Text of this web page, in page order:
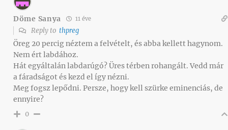
Döme Sanya 11 éve
Reply to thpreg
Öreg 20 percig néztem a felvételt, és abba kellett hagynom.
Nem ért labdához.
Hát egyáltalán labdarúgó? Üres térben rohangált. Vedd már
a fáradságot és kezd el így nézni.
Meg fogsz lepődni. Persze, hogy kell szürke eminenciás, de
ennyire?
0